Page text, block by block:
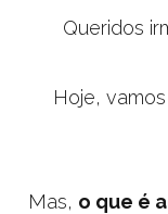
Queridos
Hoje,
Mas, o que é